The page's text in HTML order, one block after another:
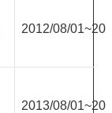
2012/08/
2013/08/